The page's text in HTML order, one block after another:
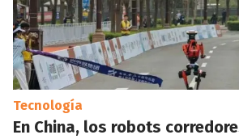
Tecnología
En China, los robots